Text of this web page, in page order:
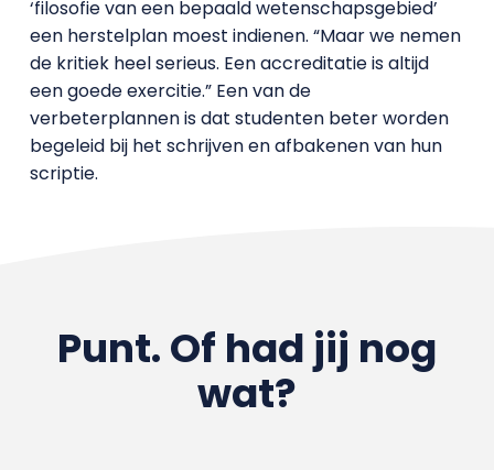
‘filosofie van een bepaald wetenschapsgebied’
een herstelplan moest indienen. “Maar we nemen
de kritiek heel serieus. Een accreditatie is altijd
een goede exercitie.” Een van de
verbeterplannen is dat studenten beter worden
begeleid bij het schrijven en afbakenen van hun
scriptie.
Punt. Of had jij nog
wat?